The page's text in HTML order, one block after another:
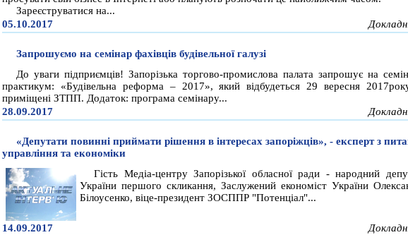
Зареєструватися на...
05.10.2017
Запрошуємо на семінар фахівців будівельної галузі
До уваги підприємців! Запорізька торгово-промислова палата запрошує на
практикум: «Будівельна реформа – 2017», який відбудеться 29 вересня
приміщені ЗТПП. Додаток: програма семінару...
28.09.2017
«Депутати повинні приймати рішення в інтересах запоріжців», - експерт з
управління та економіки
Гість Медіа-центру Запорізької обласної ради - народний
України першого скликання, Заслужений економіст України
Білоусенко, віце-президент ЗОСППР "Потенціал"...
14.09.2017